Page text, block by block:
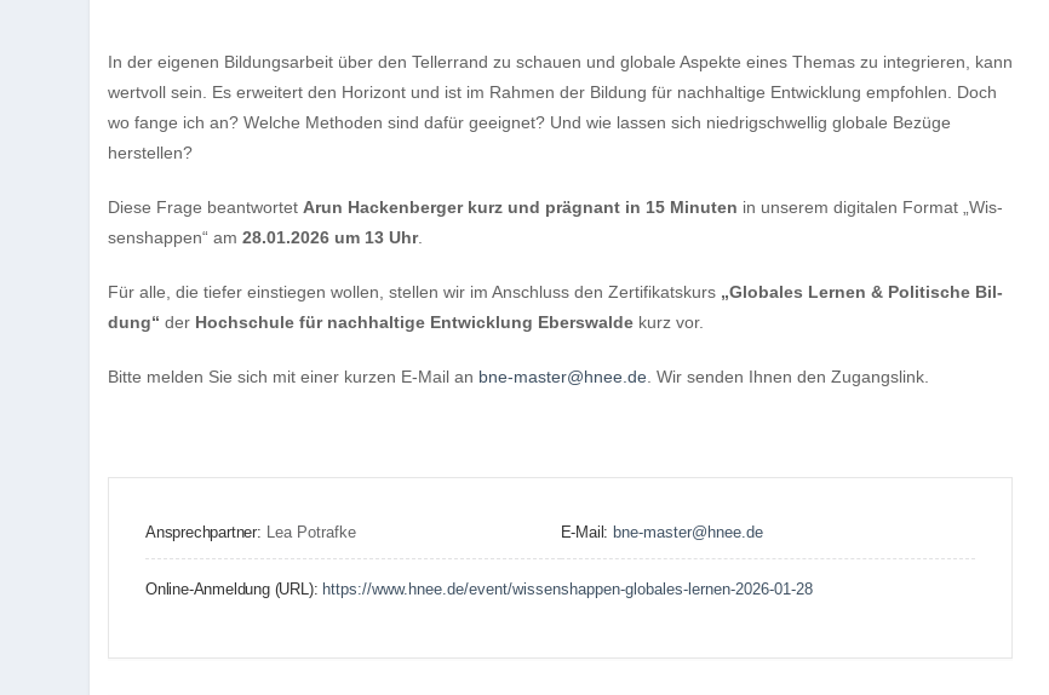
In der eige­nen Bil­dungs­ar­beit über den Tel­ler­rand zu schauen und glo­bale Aspekte eines The­mas zu inte­grie­ren, kann
wert­voll sein. Es erwei­tert den Hori­zont und ist im Rah­men der Bil­dung für nach­hal­tige Ent­wick­lung emp­foh­len. Doch
wo fange ich an? Wel­che Metho­den sind dafür geeig­net? Und wie las­sen sich nied­rig­schwel­lig glo­bale Bezüge
herstellen?
Diese Frage beant­wor­tet Arun Hacken­ber­ger kurz und prä­gnant in 15 Minu­ten in unse­rem digi­ta­len For­mat „Wis­
sens­hap­pen“ am 28.01.2026 um 13 Uhr.
Für alle, die tie­fer ein­stie­gen wol­len, stel­len wir im Anschluss den Zer­ti­fi­kats­kurs „Glo­ba­les Ler­nen & Poli­ti­sche Bil­
dung“ der Hoch­schule für nach­hal­tige Ent­wick­lung Ebers­walde kurz vor.
Bitte mel­den Sie sich mit einer kur­zen E‑Mail an bne-master@hnee.de . Wir sen­den Ihnen den Zugangslink.
Ansprechpartner: Lea Potrafke E-Mail: bne-master@hnee.de
Online-Anmeldung (URL): https://www.hnee.de/event/wissenshappen-globales-lernen-2026-01-28